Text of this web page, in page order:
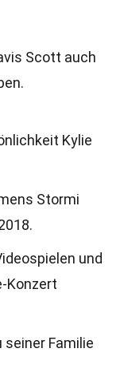
Scott auch
Kylie
Stormi
und
Konzert
seiner Familie